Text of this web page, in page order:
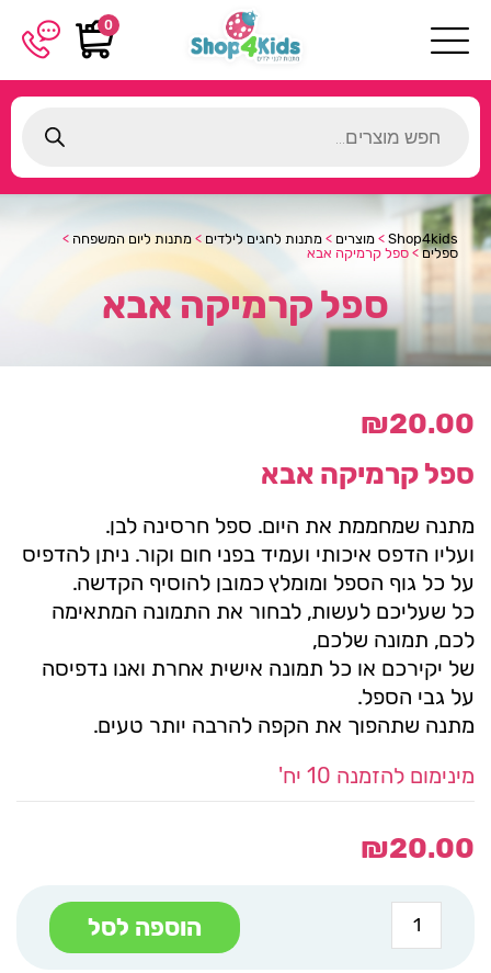
0
search
Shop4kids
> מוצרים > מתנות לחגים לילדים > מתנות ליום המשפחה >
ספלים> ספל קרמיקה אבא
ספל קרמיקה אבא
₪20.00
ספל קרמיקה אבא
מתנה שמחממת את היום. ספל חרסינה לבן.
ועליו הדפס איכותי ועמיד בפני חום וקור. ניתן להדפיס
על כל גוף הספל ומומלץ כמובן להוסיף הקדשה.
כל שעליכם לעשות, לבחור את התמונה המתאימה
לכם, תמונה שלכם,
של יקירכם או כל תמונה אישית אחרת ואנו נדפיסה
על גבי הספל.
מתנה שתהפוך את הקפה להרבה יותר טעים.
מינימום להזמנה 10 יח'
₪20.00
כמות
של
ספל
הוספה לסל